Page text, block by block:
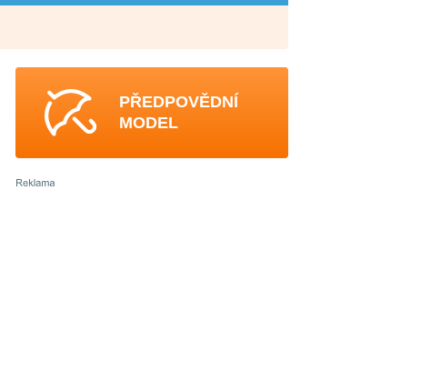
PŘEDPOVĚDNÍ
MODEL